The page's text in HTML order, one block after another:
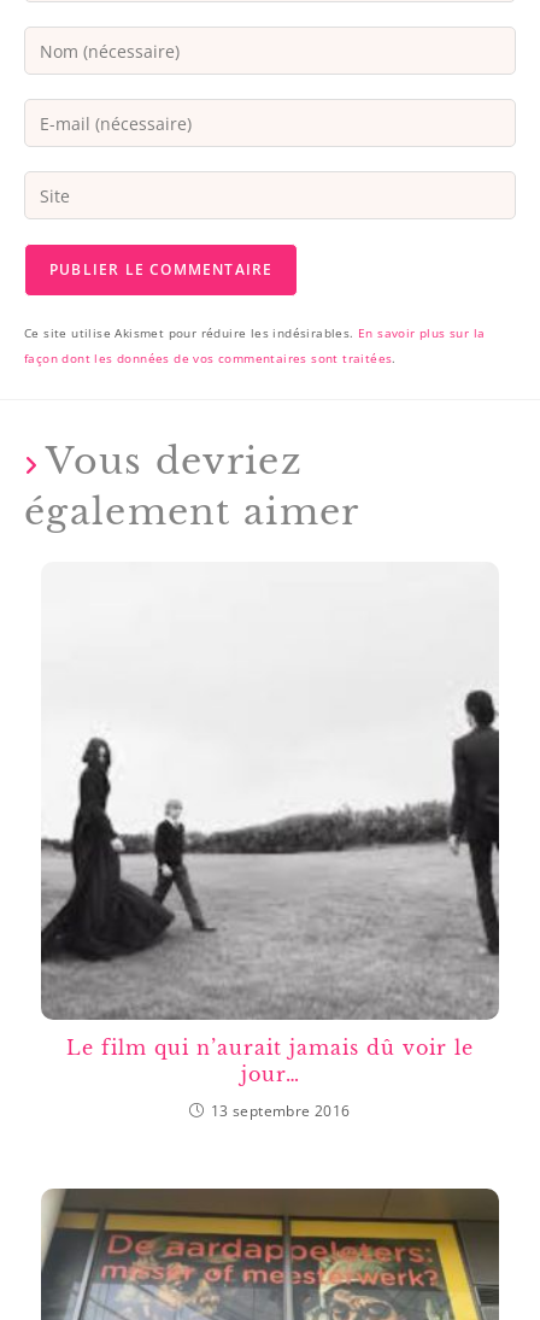
Ce site utilise Akismet pour réduire les indésirables. En savoir plus sur la
façon dont les données de vos commentaires sont traitées.
Vous devriez
également aimer
Le film qui n’aurait jamais dû voir le
jour…
13 septembre 2016